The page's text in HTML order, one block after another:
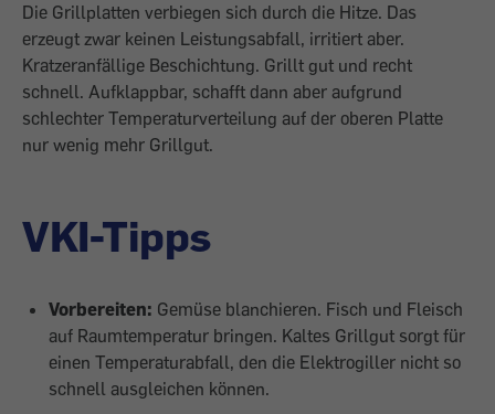
Die Grillplatten verbiegen sich durch die Hitze. Das
erzeugt zwar keinen Leistungsabfall, irritiert aber.
Kratzeranfällige Beschichtung. Grillt gut und recht
schnell. Aufklappbar, schafft dann aber aufgrund
schlechter Temperaturverteilung auf der oberen Platte
nur wenig mehr Grillgut.
VKI-Tipps
Vorbereiten: Gemüse blanchieren. Fisch und Fleisch
auf Raumtemperatur bringen. Kaltes Grillgut sorgt für
einen Temperaturabfall, den die Elektrogiller nicht so
schnell ausgleichen können.